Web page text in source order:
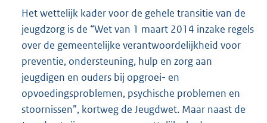
Het wettelijk kader voor de gehele transitie van de
jeugdzorg is de “Wet van 1 maart 2014 inzake regels
over de gemeentelijke verantwoordelijkheid voor
preventie, ondersteuning, hulp en zorg aan
jeugdigen en ouders bij opgroei- en
opvoedingsproblemen, psychische problemen en
stoornissen”, kortweg de Jeugdwet. Maar naast de